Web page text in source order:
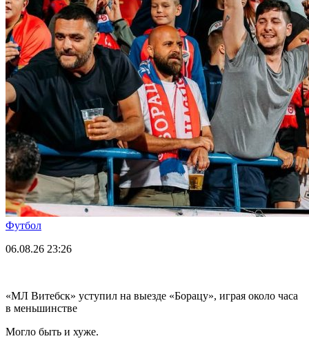
Футбол
06.08.26 23:26
«МЛ Витебск» уступил на выезде «Борацу», играя около часа
в меньшинстве
Могло быть и хуже.